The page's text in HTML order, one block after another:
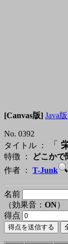
[Canvas版] Java版
No. 0392
タイトル ：
「
特徴 ：
どこかで
作者 ： T-Junk
名前
（効果音： ON）
得点